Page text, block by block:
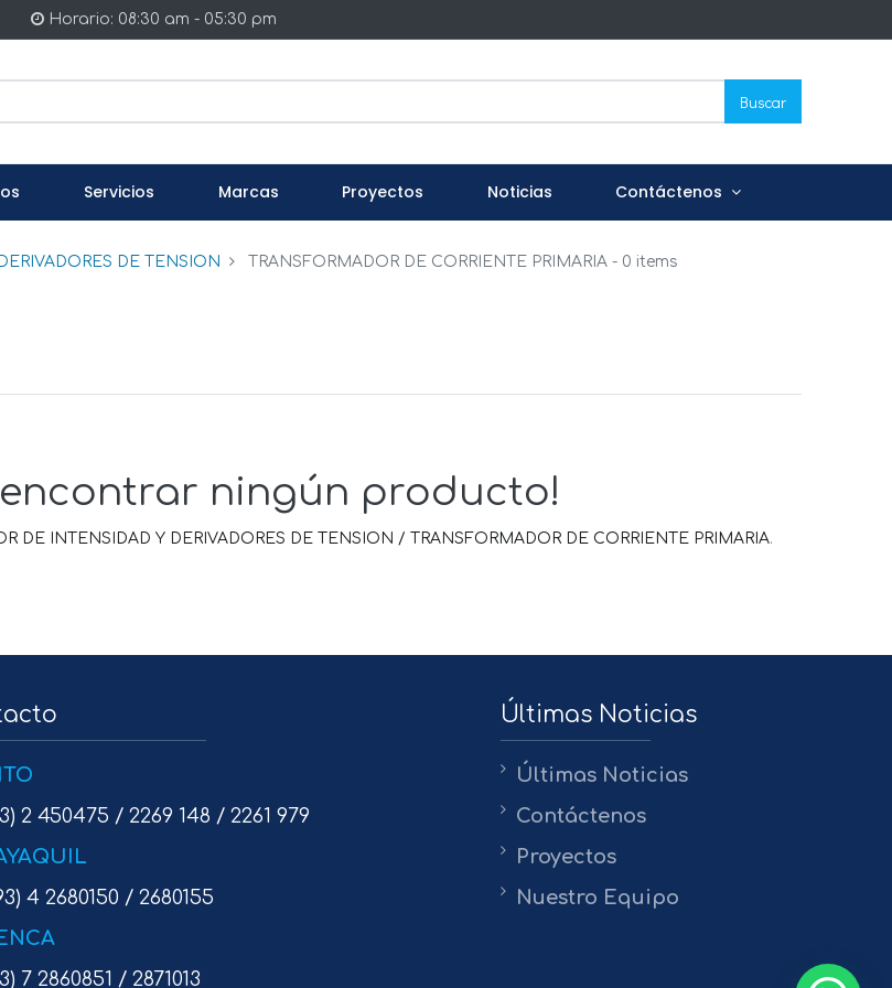
Horario: 08:30 am - 05:30 pm
Buscar
Servicios Marcas Proyectos Noticias Contáctenos
DE TENSION TRANSFORMADOR DE CORRIENTE PRIMARIA- 0 items
ningún producto!
DE INTENSIDAD Y DERIVADORES DE TENSION / TRANSFORMADOR DE CORRIENTE PRIMARIA.
2 450475 / 2269 148 / 2261 979
4 2680150 / 2680155
7 2860851 / 2871013
Últimas Noticias
Últimas Noticias
Contáctenos
Proyectos
Nuestro Equipo